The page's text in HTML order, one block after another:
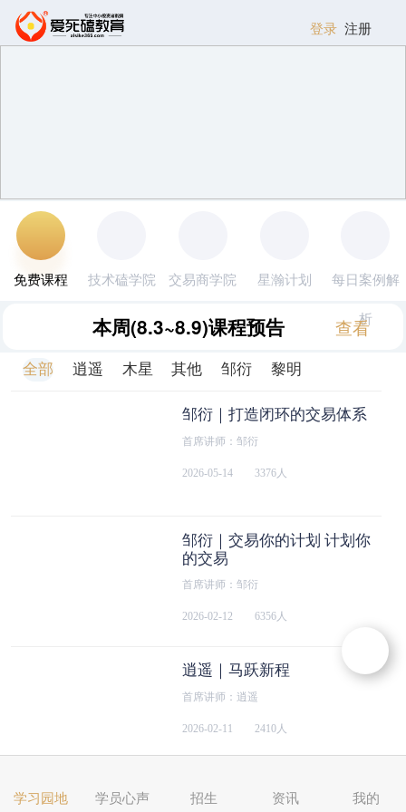
登录 注册
免费课程 技术磕学院 交易商学院 星瀚计划 每日案例解
析
本周(8.3~8.9)课程预告 查看
全部 逍遥 木星 其他 邹衍 黎明
邹衍｜打造闭环的交易体系
首席讲师：邹衍
2026-05-14 3376人
邹衍｜交易你的计划 计划你
的交易
首席讲师：邹衍
2026-02-12 6356人
逍遥｜马跃新程
首席讲师：逍遥
2026-02-11 2410人
邹衍｜拆解买点的核心逻辑
学习园地 学员心声 招生 资讯 我的